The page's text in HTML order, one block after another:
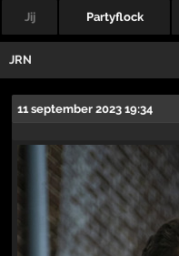
Jij Partyflock
JRN
11 september 2023 19:34